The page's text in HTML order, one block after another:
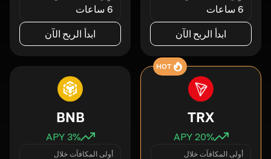
6 ساعات
ابدأ الربح الآن
6 ساعات
ابدأ الربح الآن
HOT
TRX
20% APY
أولى المكافآت خلال
BNB
3% APY
أولى المكافآت خلال